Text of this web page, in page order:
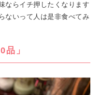
ならイチ押したくなります
ないって人は是非食べてみ
品」